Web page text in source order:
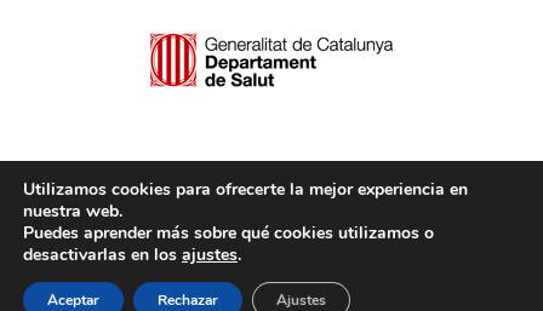
© Copyright - Máster en drogodependencias | Diseño web:
Solucionesproit|Aviso Legal y Política de privacidad
Utilizamos cookies para ofrecerte la mejor experiencia en
nuestra web.
Puedes aprender más sobre qué cookies utilizamos o
desactivarlas en los ajustes.
Aceptar Rechazar Ajustes